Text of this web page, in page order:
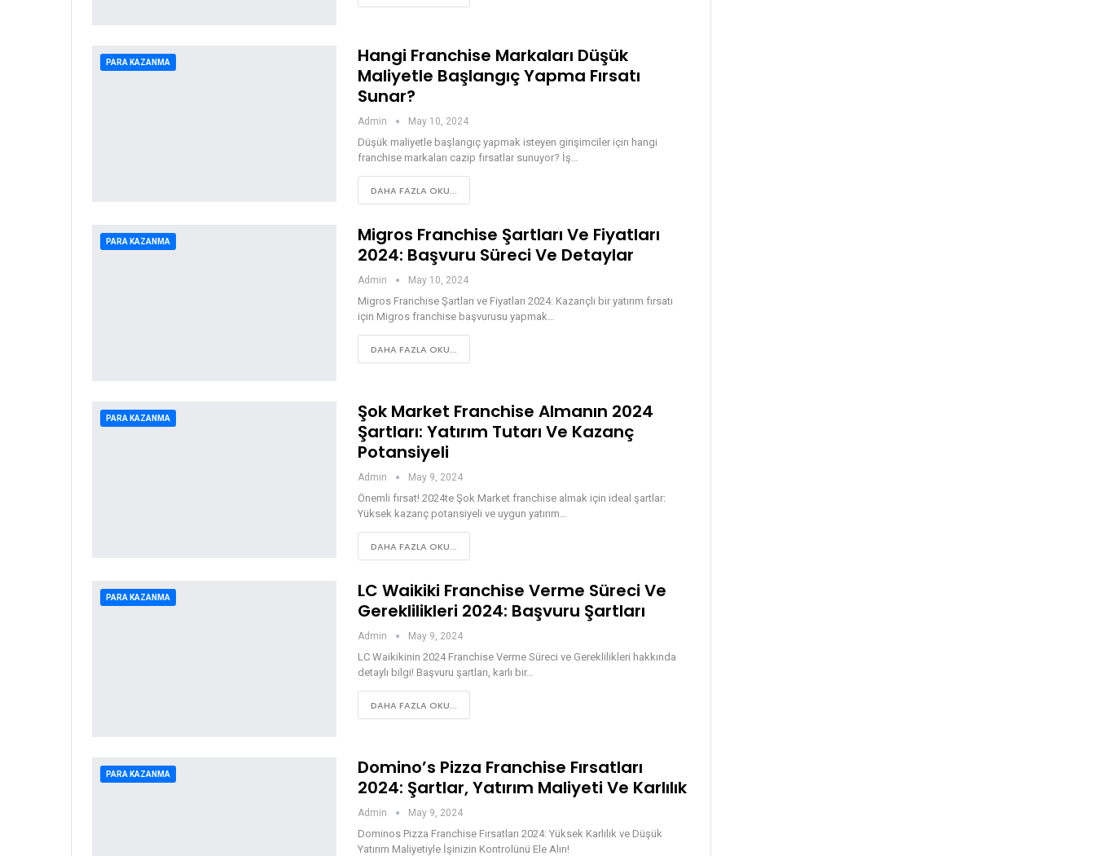
PARA KAZANMA
Hangi Franchise Markaları Düşük
Maliyetle Başlangıç Yapma Fırsatı
Sunar?
Admin May 10, 2024
Düşük maliyetle başlangıç yapmak isteyen girişimciler için hangi
franchise markaları cazip fırsatlar sunuyor? İş…
DAHA FAZLA OKU...
PARA KAZANMA
Migros Franchise Şartları Ve Fiyatları
2024: Başvuru Süreci Ve Detaylar
Admin May 10, 2024
Migros Franchise Şartları ve Fiyatları 2024: Kazançlı bir yatırım fırsatı
için Migros franchise başvurusu yapmak…
DAHA FAZLA OKU...
PARA KAZANMA
Şok Market Franchise Almanın 2024
Şartları: Yatırım Tutarı Ve Kazanç
Potansiyeli
Admin May 9, 2024
Önemli fırsat! 2024te Şok Market franchise almak için ideal şartlar:
Yüksek kazanç potansiyeli ve uygun yatırım…
DAHA FAZLA OKU...
PARA KAZANMA
LC Waikiki Franchise Verme Süreci Ve
Gereklilikleri 2024: Başvuru Şartları
Admin May 9, 2024
LC Waikikinin 2024 Franchise Verme Süreci ve Gereklilikleri hakkında
detaylı bilgi! Başvuru şartları, karlı bir…
DAHA FAZLA OKU...
PARA KAZANMA
Domino’s Pizza Franchise Fırsatları
2024: Şartlar, Yatırım Maliyeti Ve Karlılık
Admin May 9, 2024
Dominos Pizza Franchise Fırsatları 2024: Yüksek Karlılık ve Düşük
Yatırım Maliyetiyle İşinizin Kontrolünü Ele Alın!